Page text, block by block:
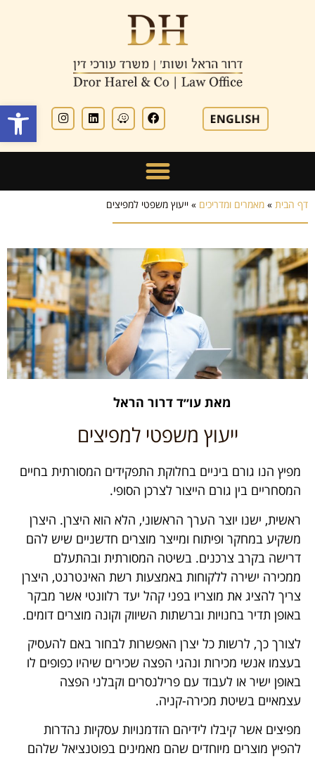
פתח
דף הבית » מאמרים ומדריכים » ייעוץ משפטי למפיצים
מאת עו״ד דרור הראל
ייעוץ משפטי למפיצים
מפיץ הנו גורם ביניים בחלוקת התפקידים המסורתית בחיים
המסחריים בין גורם הייצור לצרכן הסופי.
ראשית, ישנו יוצר הערך הראשוני, הלא הוא היצרן. היצרן
משקיע במחקר ופיתוח ומייצר מוצרים חדשניים שיש להם
דרישה בקרב צרכנים. בשיטה המסורתית ובהתעלם
ממכירה ישירה ללקוחות באמצעות רשת האינטרנט, היצרן
צריך להציג את מוצריו בפני קהל יעד רלוונטי אשר מבקר
באופן תדיר בחנויות וברשתות השיווק וקונה מוצרים דומים.
לצורך כך, לרשות כל יצרן האפשרות לבחור באם להעסיק
בעצמו אנשי מכירות ונהגי הפצה שכירים שיהיו כפופים לו
באופן ישיר או לעבוד עם פרילנסרים וקבלני הפצה
עצמאיים בשיטת מכירה-קניה.
מפיצים אשר קיבלו לידיהם הזדמנויות עסקיות נהדרות
להפיץ מוצרים מיוחדים שהם מאמינים בפוטנציאל שלהם